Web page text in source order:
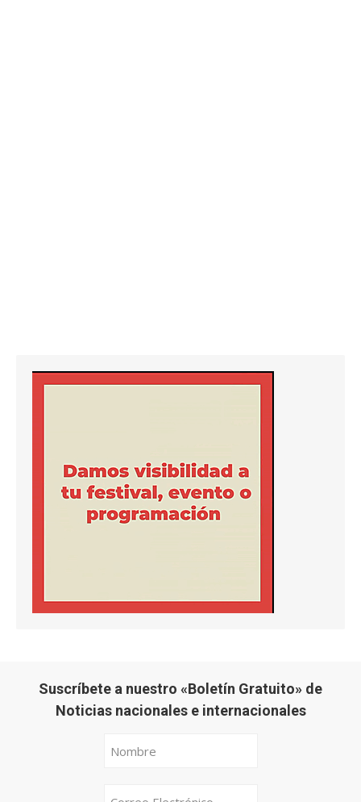
Suscríbete a nuestro «Boletín Gratuito» de
Noticias nacionales e internacionales